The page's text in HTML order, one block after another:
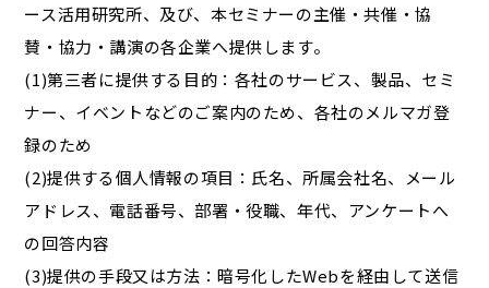
ース活用研究所、及び、本セミナーの主催・共催・協
賛・協力・講演の各企業へ提供します。
(1)第三者に提供する目的：各社のサービス、製品、セミ
ナー、イベントなどのご案内のため、各社のメルマガ登
録のため
(2)提供する個人情報の項目：氏名、所属会社名、メール
アドレス、電話番号、部署・役職、年代、アンケートへ
の回答内容
(3)提供の手段又は方法：暗号化したWebを経由して送信